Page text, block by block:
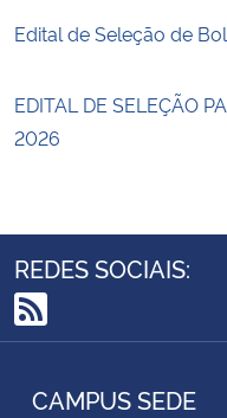
Edital de Seleção de
EDITAL DE SELEÇÃO
2026
REDES SOCIAIS:
RSS
CAMPUS SEDE